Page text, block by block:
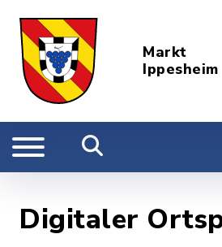
Markt
Ippesheim
Digitaler